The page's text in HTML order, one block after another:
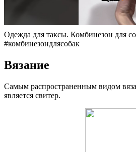
Одежда для таксы. Комбинезон для
#комбинезондлясобак
Вязание
Самым распространенным видом
является свитер.